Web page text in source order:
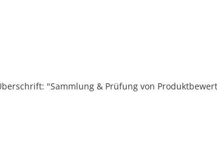
"Sammlung & Prüfung von